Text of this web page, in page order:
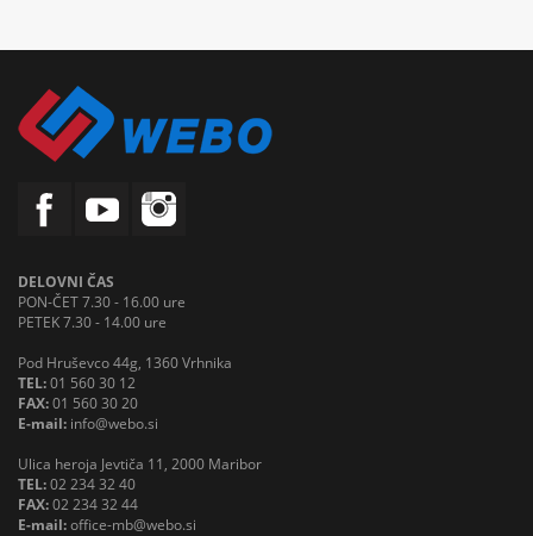
DELOVNI ČAS
PON-ČET 7.30 - 16.00 ure
PETEK 7.30 - 14.00 ure
Pod Hruševco 44g, 1360 Vrhnika
TEL:01 560 30 12
FAX:01 560 30 20
E-mail: info@webo.si
Ulica heroja Jevtiča 11, 2000 Maribor
TEL:02 234 32 40
FAX:02 234 32 44
E-mail:office-mb@webo.si